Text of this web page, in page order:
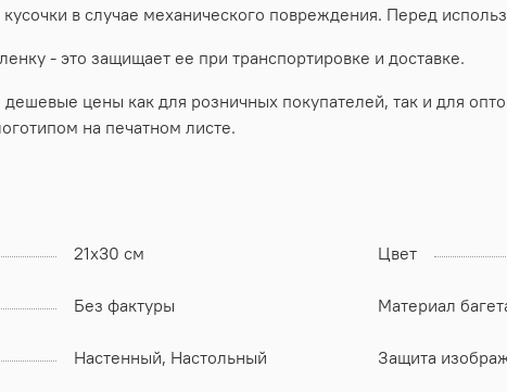
в случае механического повреждения. Перед
- это защищает ее при транспортировке и доставке.
цены как для розничных покупателей, так и для
на печатном листе.
21х30 см Цвет
Без фактуры Материал
Настенный, Настольный Защита